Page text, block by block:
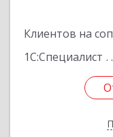
Клиентов на
1С:Специалист